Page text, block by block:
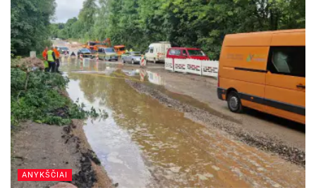
Lazdijų Motiejaus Gustaičio gimnazijos
Jaunasis šaulys Aurimas Butkauskas
ANYKŠČIAI